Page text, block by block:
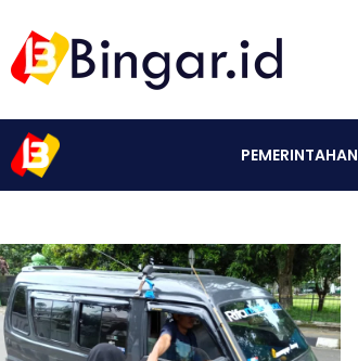
PEMERINTAHAN